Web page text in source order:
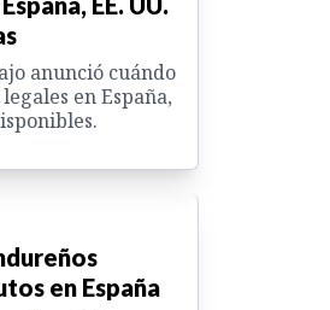
anunció cuándo
en España,
en España